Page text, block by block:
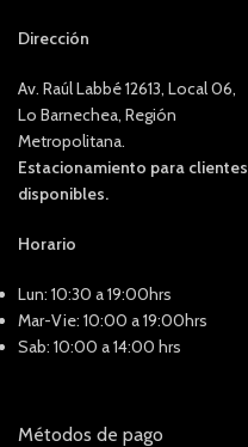
Dirección
Av. Raúl Labbé 12613, Local 06,
Lo Barnechea, Región
Metropolitana.
Estacionamiento para clientes
disponibles.
Horario
Lun: 10:30 a 19:00hrs
Mar-Vie: 10:00 a 19:00hrs
Sab: 10:00 a 14:00 hrs
Métodos de pago